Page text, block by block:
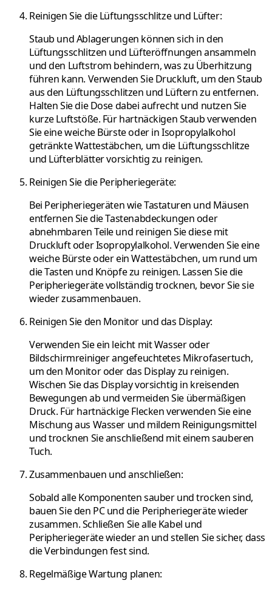
Reinigen Sie die Lüftungsschlitze und Lüfter:
Staub und Ablagerungen können sich in den
Lüftungsschlitzen und Lüfteröffnungen ansammeln
und den Luftstrom behindern, was zu Überhitzung
führen kann. Verwenden Sie Druckluft, um den Staub
aus den Lüftungsschlitzen und Lüftern zu entfernen.
Halten Sie die Dose dabei aufrecht und nutzen Sie
kurze Luftstöße. Für hartnäckigen Staub verwenden
Sie eine weiche Bürste oder in Isopropylalkohol
getränkte Wattestäbchen, um die Lüftungsschlitze
und Lüfterblätter vorsichtig zu reinigen.
Reinigen Sie die Peripheriegeräte:
Bei Peripheriegeräten wie Tastaturen und Mäusen
entfernen Sie die Tastenabdeckungen oder
abnehmbaren Teile und reinigen Sie diese mit
Druckluft oder Isopropylalkohol. Verwenden Sie eine
weiche Bürste oder ein Wattestäbchen, um rund um
die Tasten und Knöpfe zu reinigen. Lassen Sie die
Peripheriegeräte vollständig trocknen, bevor Sie sie
wieder zusammenbauen.
Reinigen Sie den Monitor und das Display:
Verwenden Sie ein leicht mit Wasser oder
Bildschirmreiniger angefeuchtetes Mikrofasertuch,
um den Monitor oder das Display zu reinigen.
Wischen Sie das Display vorsichtig in kreisenden
Bewegungen ab und vermeiden Sie übermäßigen
Druck. Für hartnäckige Flecken verwenden Sie eine
Mischung aus Wasser und mildem Reinigungsmittel
und trocknen Sie anschließend mit einem sauberen
Tuch.
Zusammenbauen und anschließen:
Sobald alle Komponenten sauber und trocken sind,
bauen Sie den PC und die Peripheriegeräte wieder
zusammen. Schließen Sie alle Kabel und
Peripheriegeräte wieder an und stellen Sie sicher, dass
die Verbindungen fest sind.
Regelmäßige Wartung planen: